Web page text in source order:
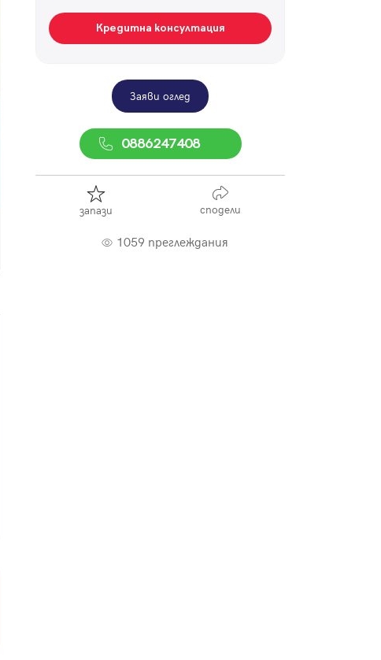
Кредитна консултация
Заяви оглед
0886247408
запази сподели
1059 преглеждания